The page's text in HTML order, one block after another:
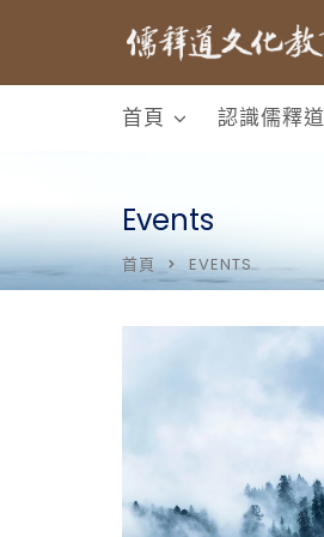
首頁 認識儒釋道
Events
首頁 EVENTS